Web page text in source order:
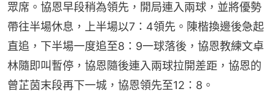
眾席。協恩早段稍為領先，開局連入兩球，並將優勢
帶往半場休息，上半場以7：4領先。陳楷換邊後急起
直追，下半場一度追至8：9一球落後，協恩教練文卓
林隨即叫暫停，協恩隨後連入兩球拉開差距，協恩的
曾芷茵末段再下一城，協恩領先至12：8。